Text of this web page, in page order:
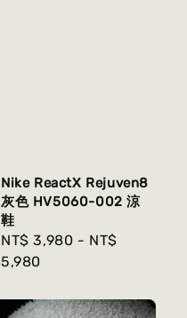
Nike ReactX Rejuven8
灰色 HV5060-002 涼
鞋
Regular
price
NT$ 3,980 - NT$
5,980